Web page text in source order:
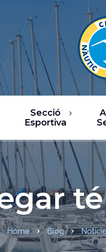
Secció
Esportiva
de Vela
Fitness
COVID-19
Oci /
Xàrter i
nàutiques
Serveis
Home Blog